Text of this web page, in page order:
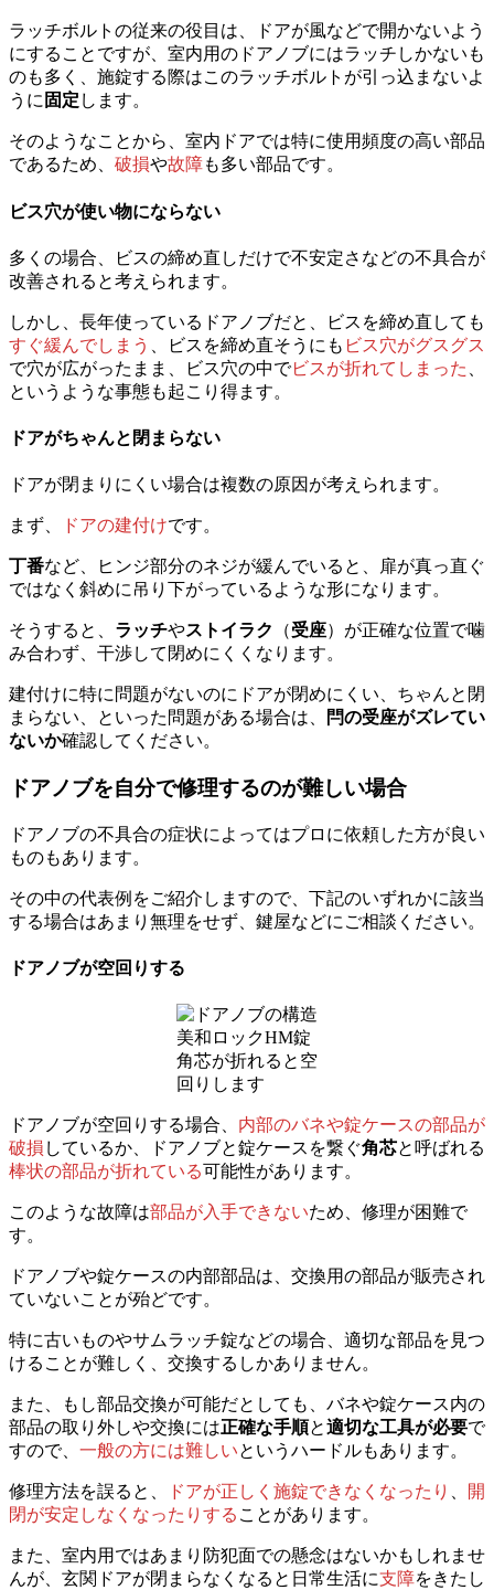
ラッチボルトの従来の役目は、ドアが風などで開かないよう
にすることですが、室内用のドアノブにはラッチしかないも
のも多く、施錠する際はこのラッチボルトが引っ込まないよ
うに 固定 します。
そのようなことから、室内ドアでは特に使用頻度の高い部品
であるため、 破損や故障も多い部品です。
ビス穴が使い物にならない
多くの場合、ビスの締め直しだけで不安定さなどの不具合が
改善されると考えられます。
しかし、長年使っているドアノブだと、ビスを締め直しても
すぐ緩んでしまう
、ビスを締め直そうにも ビス穴がグスグス
で穴が広がったまま、ビス穴の中でビスが折れてしまった
というような事態も起こり得ます。
ドアがちゃんと閉まらない
ドアが閉まりにくい場合は複数の原因が考えられます。
まず、 ドアの建付けです。
丁番など、ヒンジ部分のネジが緩んでいると、扉が真っ直ぐ
ではなく斜めに吊り下がっているような形になります。
そうすると、 ラッチやストイラク （受座）が正確な位置で噛
み合わず、干渉して閉めにくくなります。
建付けに特に問題がないのにドアが閉めにくい、ちゃんと閉
まらない、といった問題がある場合は、
閂の受座がズレてい
ないか確認してください。
ドアノブを自分で修理するのが難しい場合
ドアノブの不具合の症状によってはプロに依頼した方が良い
ものもあります。
その中の代表例をご紹介しますので、下記のいずれかに該当
する場合はあまり無理をせず、鍵屋などにご相談ください。
ドアノブが空回りする
美和ロックHM錠
角芯が折れると空
回りします
ドアノブが空回りする場合、 内部のバネや錠ケースの部品が
破損 しているか、ドアノブと錠ケースを繋ぐ角芯と呼ばれる
棒状の部品が折れている可能性があります。
このような故障は部品が入手できないため、修理が困難で
す。
ドアノブや錠ケースの内部部品は、交換用の部品が販売され
ていないことが殆どです。
特に古いものやサムラッチ錠などの場合、適切な部品を見つ
けることが難しく、交換するしかありません。
また、もし部品交換が可能だとしても、バネや錠ケース内の
部品の取り外しや交換には正確な手順と適切な工具が必要で
すので、 一般の方には難しいというハードルもあります。
修理方法を誤ると、 ドアが正しく施錠できなくなったり 、
開
閉が安定しなくなったりする ことがあります。
また、室内用ではあまり防犯面での懸念はないかもしれませ
んが、玄関ドアが閉まらなくなると日常生活に支障をきたし